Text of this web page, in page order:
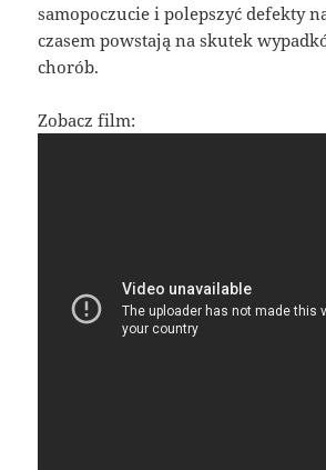
samopoczucie i polepszyć defekty
czasem powstają na skutek
chorób.
Zobacz film: